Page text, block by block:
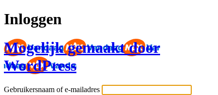
Inloggen
Mogelijk gemaakt door
WordPress
Gebruikersnaam of e-mailadres